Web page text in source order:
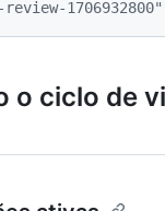
1706932800"
o ciclo de